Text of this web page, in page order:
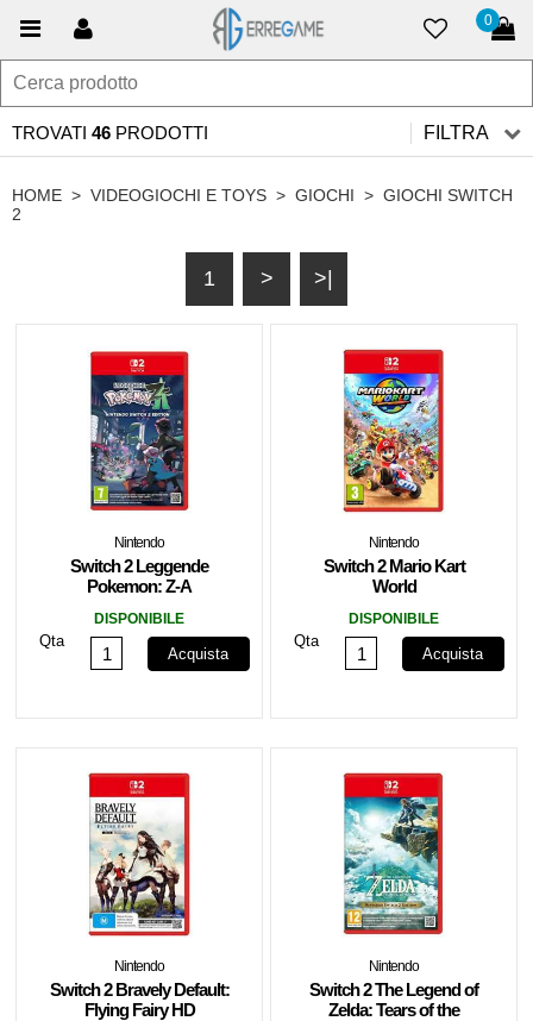
0
TROVATI 46 PRODOTTI FILTRA
HOME > VIDEOGIOCHI E TOYS > GIOCHI > GIOCHI SWITCH
2
1 > >|
Nintendo
Switch 2 Leggende
Pokemon: Z-A
DISPONIBILE
Qta
Acquista
Nintendo
Switch 2 Mario Kart
World
DISPONIBILE
Qta
Acquista
Nintendo
Switch 2 Bravely Default:
Flying Fairy HD
Nintendo
Switch 2 The Legend of
Zelda: Tears of the